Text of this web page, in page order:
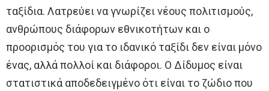
ταξίδια. Λατρεύει να γνωρίζει νέους πολιτισμούς,
ανθρώπους διάφορων εθνικοτήτων και ο
προορισμός του για το ιδανικό ταξίδι δεν είναι μόνο
ένας, αλλά πολλοί και διάφοροι. Ο Δίδυμος είναι
στατιστικά αποδεδειγμένο ότι είναι το ζώδιο που